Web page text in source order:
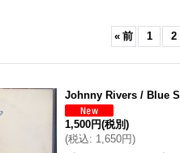
« 前 1 2
Johnny Rivers / Blue
1,500円(税別)
(税込: 1,650円)